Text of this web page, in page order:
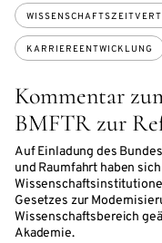
Kommentar
BMFTR zur
Auf Einladung des
und Raumfahrt haben
Gesetzes zur
Wissenschaftsbereich
Akademie.
KARRIEREENTWICKLUNG